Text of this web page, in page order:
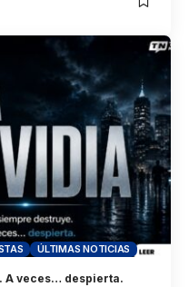
ÚLTIMAS NOTICIAS
A veces… despierta.